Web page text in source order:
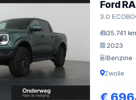
Ford
3.0
35.741 km
2023
Benzine
Zwolle